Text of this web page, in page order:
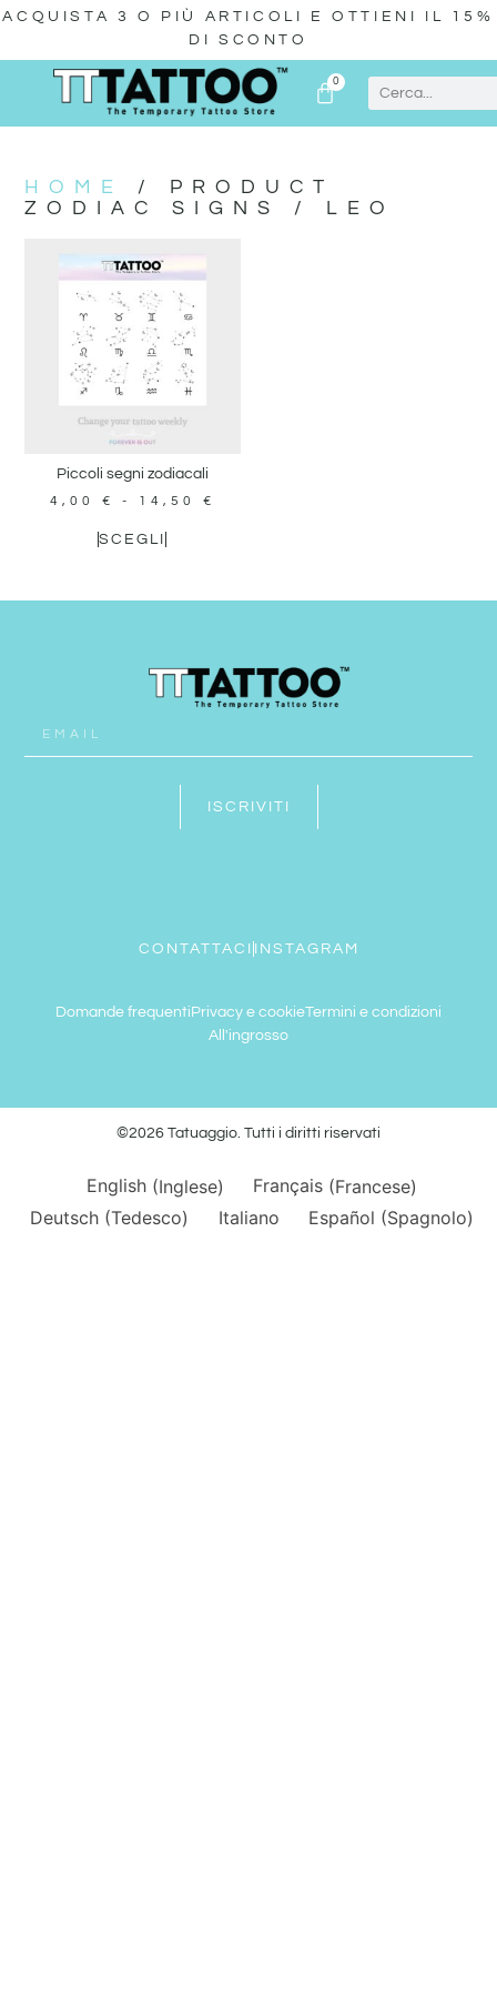
ACQUISTA 3 O PIÙ ARTICOLI E OTTIENI IL 15%
DI SCONTO
0
HOME
/ PRODUCT
ZODIAC SIGNS / LEO
Piccoli segni zodiacali
4,00 € - 14,50 €
SCEGLI
ISCRIVITI
CONTATTACI INSTAGRAM
Domande frequenti Privacy e cookieTermini e condizioni
All'ingrosso
©2026 Tatuaggio. Tutti i diritti riservati
English (Inglese) Français (Francese)
Deutsch (Tedesco) Italiano Español (Spagnolo)